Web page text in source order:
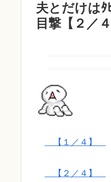
夫とだけは
目撃【２／４
【１／４】
【２／４】